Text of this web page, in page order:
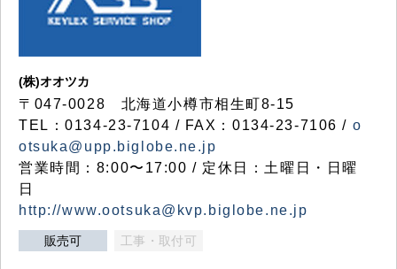
(株)オオツカ
〒047-0028 北海道小樽市相生町8-15
TEL：0134-23-7104 / FAX：0134-23-7106 / o
otsuka@upp.biglobe.ne.jp
営業時間：8:00〜17:00 / 定休日：土曜日・日曜
日
http://www.ootsuka@kvp.biglobe.ne.jp
販売可 工事・取付可